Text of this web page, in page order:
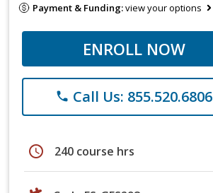
Payment & Funding:view your options
ENROLL NOW
phone Call Us: 855.520.6806
schedule 240 course hrs